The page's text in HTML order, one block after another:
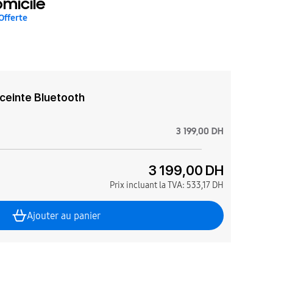
Bluetooth
3 199,00 DH
3 199,00 DH
Prix incluant la TVA: 533,17 DH
Ajouter au panier